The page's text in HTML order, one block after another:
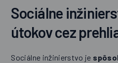
Sociálne
útokov cez
Sociálne inžinierstvo je